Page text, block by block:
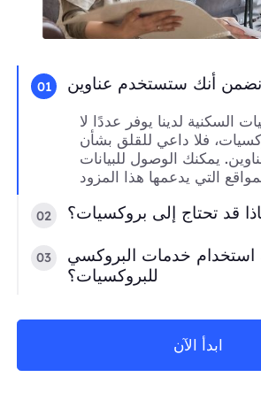
01
السكنية لدينا يوفر عددًا لا
فلا داعي للقلق بشأن
يمكنك الوصول للبيانات
02 قد تحتاج إلى بروكسيات؟
03
استخدام خدمات البروكسي
للبروكسيات؟
ابدأ الآن